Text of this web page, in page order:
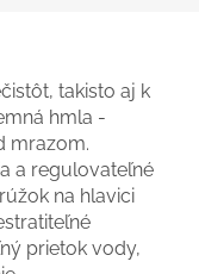
takisto aj k
hmla -
mrazom.
a regulovateľné
na hlavici
prietok vody,